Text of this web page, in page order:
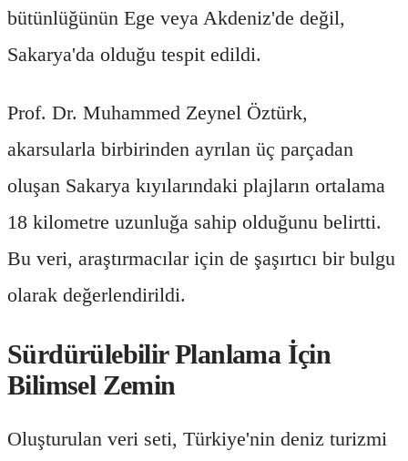
bütünlüğünün Ege veya Akdeniz'de değil,
Sakarya'da olduğu tespit edildi.
Prof. Dr. Muhammed Zeynel Öztürk,
akarsularla birbirinden ayrılan üç parçadan
oluşan Sakarya kıyılarındaki plajların ortalama
18 kilometre uzunluğa sahip olduğunu belirtti.
Bu veri, araştırmacılar için de şaşırtıcı bir bulgu
olarak değerlendirildi.
Sürdürülebilir Planlama İçin
Bilimsel Zemin
Oluşturulan veri seti, Türkiye'nin deniz turizmi